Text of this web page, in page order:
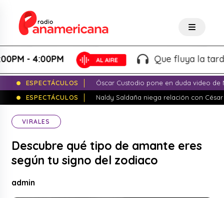
- 4:00PM Que fluya la tarde! -
ESPECTÁCULOS
Óscar Custodio pone en duda video de
ESPECTÁCULOS
Naldy Saldaña niega relación con
VIRALES
Descubre qué tipo de amante eres
según tu signo del zodiaco
admin